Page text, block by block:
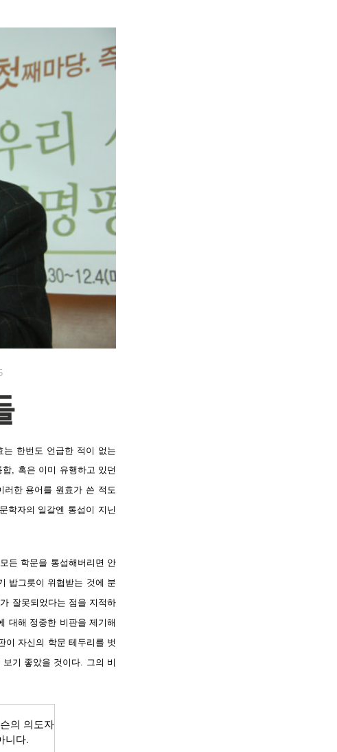
는 한번도 언급한 적이 없는
, 혹은 이미 유행하고 있던
러한 용어를 원효가 쓴 적도
학자의 일갈엔 통섭이 지닌
든 학문을 통섭해버리면 안
밥그릇이 위협받는 것에 분
잘못되었다는 점을 지적하
대해 정중한 비판을 제기해
이 자신의 학문 테두리를 벗
기 좋았을 것이다. 그의 비
의 의도자
니다.